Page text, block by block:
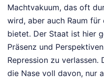
Machtvakuum, das oft
wird, aber auch Raum
bietet. Der Staat ist hier
Präsenz und
Repression zu verlassen.
die Nase voll davon, nur